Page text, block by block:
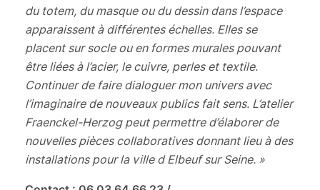
du totem, du masque ou du dessin dans l’espace
apparaissent à différentes échelles. Elles se
placent sur socle ou en formes murales pouvant
être liées à l’acier, le cuivre, perles et textile.
Continuer de faire dialoguer mon univers avec
l’imaginaire de nouveaux publics fait sens. L’atelier
Fraenckel-Herzog peut permettre d’élaborer de
nouvelles pièces collaboratives donnant lieu à des
installations pour la ville d Elbeuf sur Seine. »